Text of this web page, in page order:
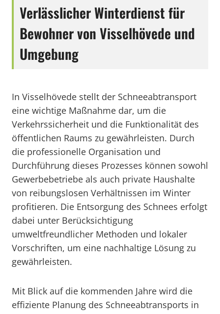
Verlässlicher Winterdienst für
Bewohner von Visselhövede und
Umgebung
In Visselhövede stellt der Schneeabtransport
eine wichtige Maßnahme dar, um die
Verkehrssicherheit und die Funktionalität des
öffentlichen Raums zu gewährleisten. Durch
die professionelle Organisation und
Durchführung dieses Prozesses können sowohl
Gewerbebetriebe als auch private Haushalte
von reibungslosen Verhältnissen im Winter
profitieren. Die Entsorgung des Schnees erfolgt
dabei unter Berücksichtigung
umweltfreundlicher Methoden und lokaler
Vorschriften, um eine nachhaltige Lösung zu
gewährleisten.
Mit Blick auf die kommenden Jahre wird die
effiziente Planung des Schneeabtransports in